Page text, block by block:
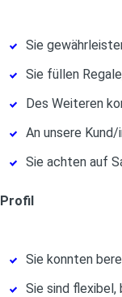
Sie
Sie füllen
Des Weiteren
An unsere
Sie achten auf
Profil
Sie konnten
Sie sind flexibel,